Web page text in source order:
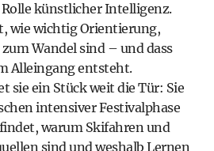
künstlicher Intelligenz.
wie wichtig Orientierung,
Wandel sind – und dass
Alleingang entsteht.
sie ein Stück weit die Tür: Sie
intensiver Festivalphase
warum Skifahren und
sind und weshalb Lernen